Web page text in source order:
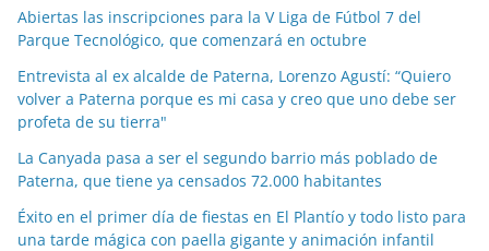
o
r
m
e
s
e
s
Abiertas las inscripciones para la V Liga de Fútbol 7 del
Parque Tecnológico, que comenzará en octubre
Entrevista al ex alcalde de Paterna, Lorenzo Agustí: “Quiero
volver a Paterna porque es mi casa y creo que uno debe ser
profeta de su tierra"
La Canyada pasa a ser el segundo barrio más poblado de
Paterna, que tiene ya censados 72.000 habitantes
Éxito en el primer día de fiestas en El Plantío y todo listo para
una tarde mágica con paella gigante y animación infantil